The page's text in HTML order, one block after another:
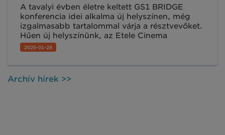
A tavalyi évben életre keltett GS1 BRIDGE
konferencia idei alkalma új helyszínen, még
izgalmasabb tartalommal várja a résztvevőket.
Hűen új helyszínünk, az Etele Cinema
hangulatához, érkezzenek most a vörös
szőnyegen szekcióink bemutatkozása.
szekció részleteivel!
2025-01-28
Archív hírek >>